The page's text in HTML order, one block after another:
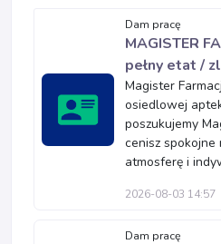
Dam pracę
MAGISTER
pełny etat /
Magister
osiedlowej
poszukujemy
cenisz spokojne
atmosferę i
2026-08-03 14:57
Dam pracę